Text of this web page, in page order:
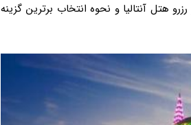
هتل آنتالیا و نحوه انتخاب برترین گزینه